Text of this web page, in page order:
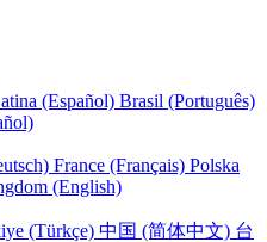
(Español) Brasil (Português)
France (Français) Polska
(English)
(Türkçe) 中国 (简体中文) 台